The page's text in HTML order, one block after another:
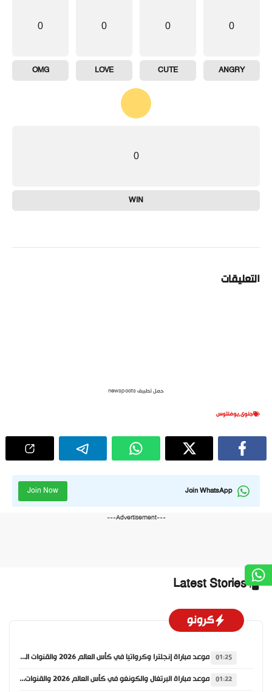
0
ANGRY
0
CUTE
0
LOVE
0
OMG
0
WIN
التعليقات
حمل تطبيق newspoots
جنوى,يوفنتوس
Join WhatsApp
Join Now
---Advertisement---
Latest Stories
كرونو
01:25 موعد مباراة إنجلترا وكرواتيا في كأس العالم 2026 والقنوات الناقلة
01:22 موعد مباراة البرتغال والكونغو في كأس العالم 2026 والقنوات الناقلة